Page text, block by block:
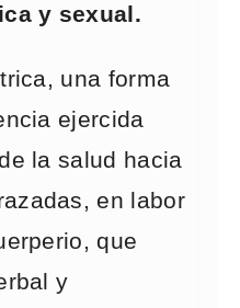
y sexual.
una forma
ejercida
la salud hacia
en labor
que
y